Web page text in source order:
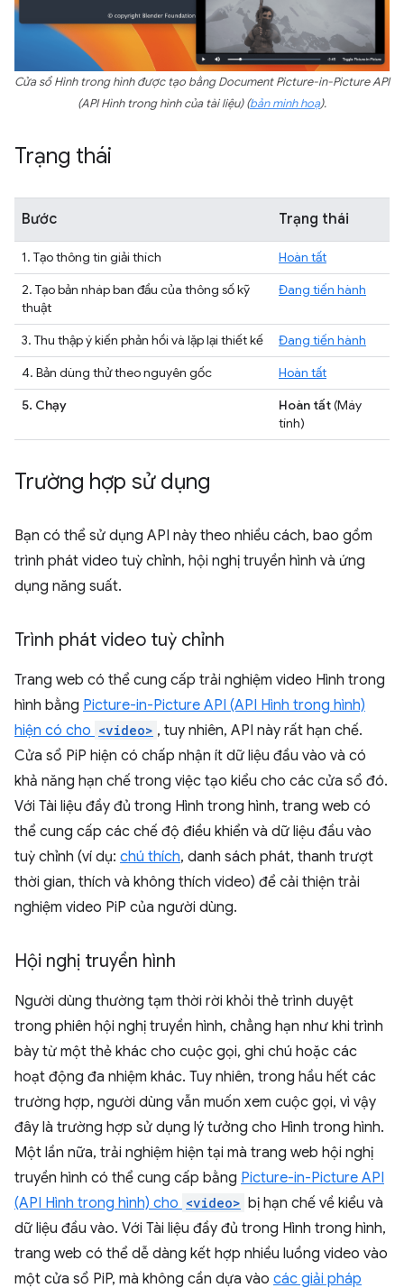
Cửa sổ Hình trong hình được tạo bằng Document Picture-in-Picture API
(API Hình trong hình của tài liệu) (bản minh hoạ).
Trạng thái
Bước Trạng thái
1. Tạo thông tin giải thích
Hoàn tất
2. Tạo bản nháp ban đầu của thông số kỹ
thuật
Đang tiến hành
3. Thu thập ý kiến phản hồi và lặp lại thiết kế
Đang tiến hành
4. Bản dùng thử theo nguyên gốc
Hoàn tất
5. Chạy
Hoàn tất(Máy
tính)
Trường hợp sử dụng
Bạn có thể sử dụng API này theo nhiều cách, bao gồm
trình phát video tuỳ chỉnh, hội nghị truyền hình và ứng
dụng năng suất.
Trình phát video tuỳ chỉnh
Trang web có thể cung cấp trải nghiệm video Hình trong
hình bằng Picture-in-Picture API (API Hình trong hình)
hiện có cho <video> , tuy nhiên, API này rất hạn chế.
Cửa sổ PiP hiện có chấp nhận ít dữ liệu đầu vào và có
khả năng hạn chế trong việc tạo kiểu cho các cửa sổ đó.
Với Tài liệu đầy đủ trong Hình trong hình, trang web có
thể cung cấp các chế độ điều khiển và dữ liệu đầu vào
tuỳ chỉnh (ví dụ: chú thích, danh sách phát, thanh trượt
thời gian, thích và không thích video) để cải thiện trải
nghiệm video PiP của người dùng.
Hội nghị truyền hình
Người dùng thường tạm thời rời khỏi thẻ trình duyệt
trong phiên hội nghị truyền hình, chẳng hạn như khi trình
bày từ một thẻ khác cho cuộc gọi, ghi chú hoặc các
hoạt động đa nhiệm khác. Tuy nhiên, trong hầu hết các
trường hợp, người dùng vẫn muốn xem cuộc gọi, vì vậy
đây là trường hợp sử dụng lý tưởng cho Hình trong hình.
Một lần nữa, trải nghiệm hiện tại mà trang web hội nghị
truyền hình có thể cung cấp bằng Picture-in-Picture API
(API Hình trong hình) cho <video> bị hạn chế về kiểu và
dữ liệu đầu vào. Với Tài liệu đầy đủ trong Hình trong hình,
trang web có thể dễ dàng kết hợp nhiều luồng video vào
một cửa sổ PiP, mà không cần dựa vào các giải pháp